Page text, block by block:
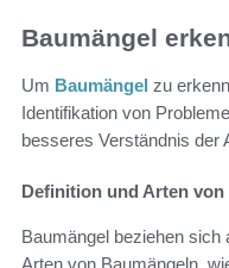
Baumängel
Um Baumängel zu
Identifikation von
besseres Verständnis der
Definition und Arten von
Baumängel beziehen